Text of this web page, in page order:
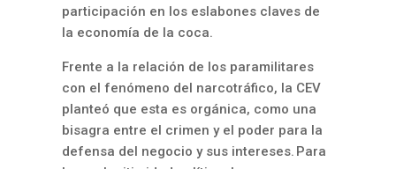
participación en los eslabones claves de
la economía de la coca.
Frente a la relación de los paramilitares
con el fenómeno del narcotráfico, la CEV
planteó que esta es orgánica, como una
bisagra entre el crimen y el poder para la
defensa del negocio y sus intereses. Para